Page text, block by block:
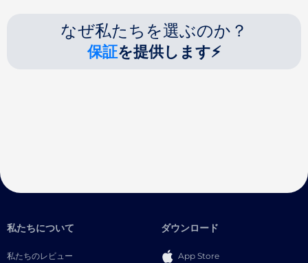
なぜ私たちを選ぶのか？
保証を提供します⚡
私たちについて
私たちのレビュー
ダウンロード
App Store